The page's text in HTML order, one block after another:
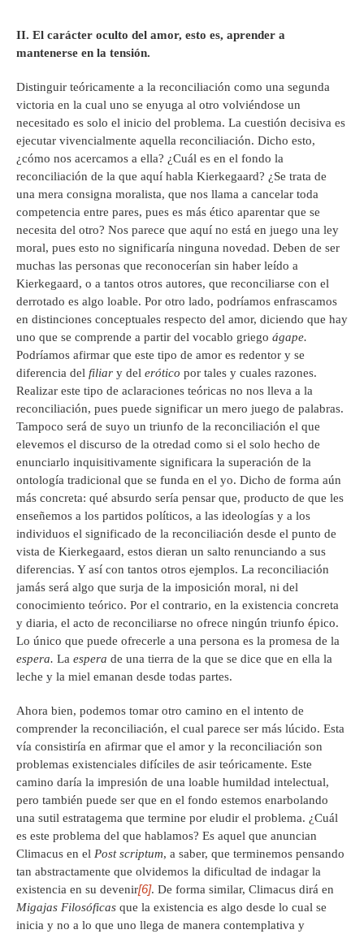
II. El carácter oculto del amor, esto es, aprender a
mantenerse en la tensión.
Distinguir teóricamente a la reconciliación como una segunda
victoria en la cual uno se enyuga al otro volviéndose un
necesitado es solo el inicio del problema. La cuestión decisiva es
ejecutar vivencialmente aquella reconciliación. Dicho esto,
¿cómo nos acercamos a ella? ¿Cuál es en el fondo la
reconciliación de la que aquí habla Kierkegaard? ¿Se trata de
una mera consigna moralista, que nos llama a cancelar toda
competencia entre pares, pues es más ético aparentar que se
necesita del otro? Nos parece que aquí no está en juego una ley
moral, pues esto no significaría ninguna novedad. Deben de ser
muchas las personas que reconocerían sin haber leído a
Kierkegaard, o a tantos otros autores, que reconciliarse con el
derrotado es algo loable. Por otro lado, podríamos enfrascamos
en distinciones conceptuales respecto del amor, diciendo que hay
uno que se comprende a partir del vocablo griego ágape.
Podríamos afirmar que este tipo de amor es redentor y se
diferencia del filiar y del erótico por tales y cuales razones.
Realizar este tipo de aclaraciones teóricas no nos lleva a la
reconciliación, pues puede significar un mero juego de palabras.
Tampoco será de suyo un triunfo de la reconciliación el que
elevemos el discurso de la otredad como si el solo hecho de
enunciarlo inquisitivamente significara la superación de la
ontología tradicional que se funda en el yo. Dicho de forma aún
más concreta: qué absurdo sería pensar que, producto de que les
enseñemos a los partidos políticos, a las ideologías y a los
individuos el significado de la reconciliación desde el punto de
vista de Kierkegaard, estos dieran un salto renunciando a sus
diferencias. Y así con tantos otros ejemplos. La reconciliación
jamás será algo que surja de la imposición moral, ni del
conocimiento teórico. Por el contrario, en la existencia concreta
y diaria, el acto de reconciliarse no ofrece ningún triunfo épico.
Lo único que puede ofrecerle a una persona es la promesa de la
espera. La espera de una tierra de la que se dice que en ella la
leche y la miel emanan desde todas partes.
Ahora bien, podemos tomar otro camino en el intento de
comprender la reconciliación, el cual parece ser más lúcido. Esta
vía consistiría en afirmar que el amor y la reconciliación son
problemas existenciales difíciles de asir teóricamente. Este
camino daría la impresión de una loable humildad intelectual,
pero también puede ser que en el fondo estemos enarbolando
una sutil estratagema que termine por eludir el problema. ¿Cuál
es este problema del que hablamos? Es aquel que anuncian
Climacus en el Post scriptum, a saber, que terminemos pensando
tan abstractamente que olvidemos la dificultad de indagar la
existencia en su devenir[6]. De forma similar, Climacus dirá en
Migajas Filosóficas que la existencia es algo desde lo cual se
inicia y no a lo que uno llega de manera contemplativa y